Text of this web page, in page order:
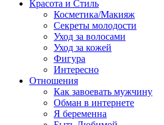
Красота и Стиль
Косметика/Макияж
Секреты молодости
Уход за волосами
Уход за кожей
Фигура
Интересно
Отношения
Как завоевать мужчину
Обман в интернете
Я беременна